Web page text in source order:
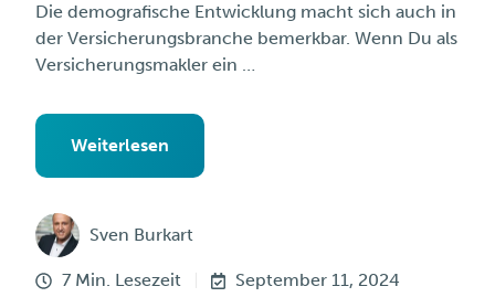
Die demografische Entwicklung macht sich auch in
der Versicherungsbranche bemerkbar. Wenn Du als
Versicherungsmakler ein …
Weiterlesen
Sven Burkart
7 Min. Lesezeit September 11, 2024